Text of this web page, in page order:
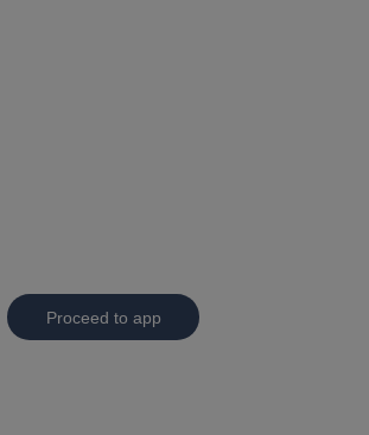
Proceed to app